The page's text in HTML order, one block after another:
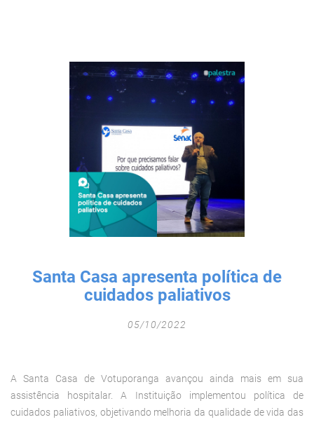
TODOS OS CAMPOS SÃO OBRIGATÓRIOS.
Santa Casa apresenta política de
cuidados paliativos
05/10/2022
A Santa Casa de Votuporanga avançou ainda mais em sua
assistência hospitalar. A Instituição implementou política de
cuidados paliativos, objetivando melhoria da qualidade de vida das